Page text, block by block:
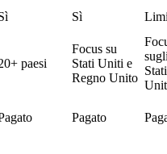
Sì
paesi
Focus su
Stati Uniti e
Regno Unito
Stati
Pagato